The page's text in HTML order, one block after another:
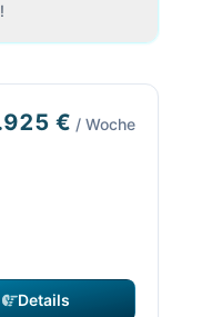
€ / Woche
Details